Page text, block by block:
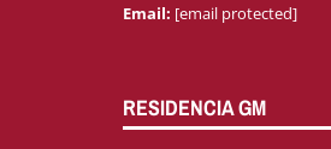
Email: [email protected]
RESIDENCIA GM